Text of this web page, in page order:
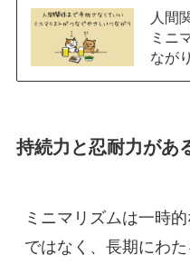
人間
ミニ
ながり
持続力と忍耐力があ
ミニマリズムは一時
ではなく、長期にわ